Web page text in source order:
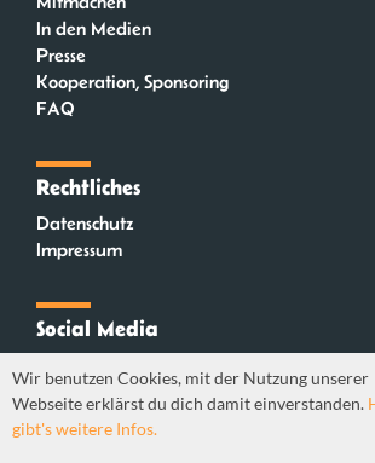
In den Medien
Presse
Kooperation, Sponsoring
FAQ
Rechtliches
Datenschutz
Impressum
Social Media
Mastodon
Wir benutzen Cookies, mit der Nutzung unserer
Webseite erklärst du dich damit einverstanden.
gibt's weitere Infos.